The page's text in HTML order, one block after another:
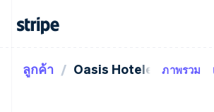
การชำระเงิน รายรับ
ตามขั้น
เอกสารประกอบ
เรียนรู้
ลูกค้า Oasis Hoteles ภาพรวม